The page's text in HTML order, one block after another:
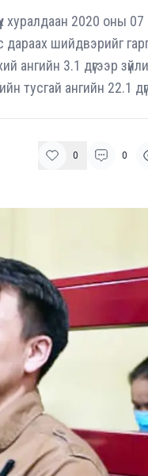
хуралдаан 2020 оны
шийдвэрийг
ангийн 3.1 дүгээр
тусгай ангийн 22.1
0 0